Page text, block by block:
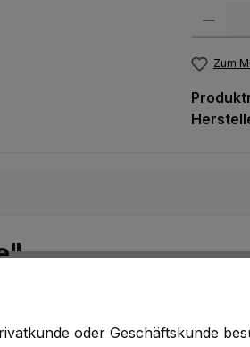
Produkt
Zum
oder Geschäftskunde